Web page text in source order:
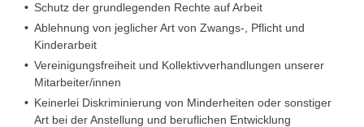
Schutz der grundlegenden Rechte auf Arbeit
Ablehnung von jeglicher Art von Zwangs-, Pflicht und
Kinderarbeit
Vereinigungsfreiheit und Kollektivverhandlungen unserer
Mitarbeiter/innen
Keinerlei Diskriminierung von Minderheiten oder sonstiger
Art bei der Anstellung und beruflichen Entwicklung